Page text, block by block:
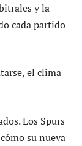
y la
cada partido
el clima
Los Spurs
su nueva